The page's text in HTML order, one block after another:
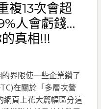
複13次會超
人會虧錢…
真相!!!
界限使一些企業鑽了
在關於「多層次營
頁上花大篇幅區分這